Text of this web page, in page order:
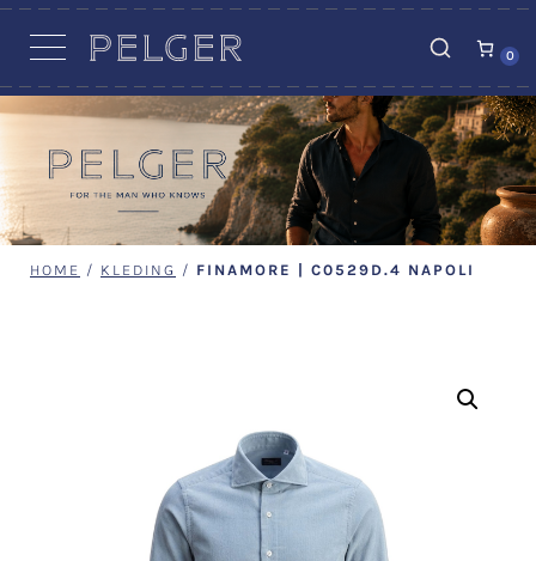
0
HOME / KLEDING / FINAMORE | C0529D.4 NAPOLI